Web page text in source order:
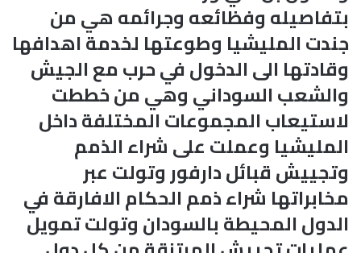
بتفاصيله وفظائعه وجرائمه هي من
جندت المليشيا وطوعتها لخدمة اهدافها
وقادتها الى الدخول في حرب مع الجيش
والشعب السوداني وهي من خططت
لاستيعاب المجموعات المختلفة داخل
المليشيا وعملت على شراء الذمم
وتجييش قبائل دارفور وتولت عبر
مخابراتها شراء ذمم الحكام الافارقة في
الدول المحيطة بالسودان وتولت تمويل